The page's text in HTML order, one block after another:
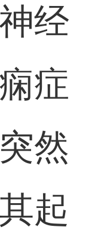
经
症
然
起